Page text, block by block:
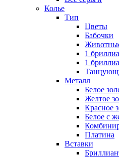
Колье
Тип
Цветы
Бабочки
1
1
Металл
Белое
Желтое
Красное
Белое с
Платина
Вставки